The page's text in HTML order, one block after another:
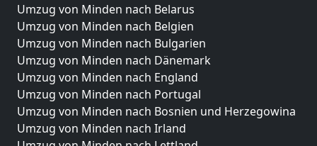
Umzug von Minden nach Belarus
Umzug von Minden nach Belgien
Umzug von Minden nach Bulgarien
Umzug von Minden nach Dänemark
Umzug von Minden nach England
Umzug von Minden nach Portugal
Umzug von Minden nach Bosnien und Herzegowina
Umzug von Minden nach Irland